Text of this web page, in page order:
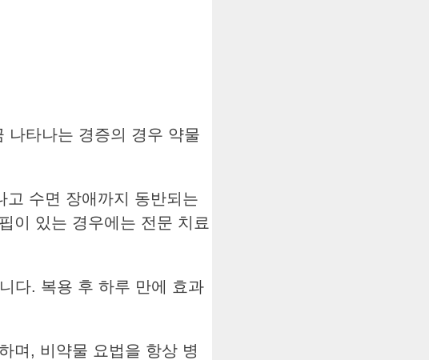
나타나는 경증의 경우 약물
수면 장애까지 동반되는
이 있는 경우에는 전문 치료
다. 복용 후 하루 만에 효과
며, 비약물 요법을 항상 병